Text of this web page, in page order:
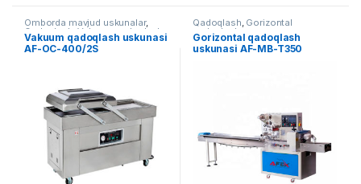
Omborda mavjud uskunalar,
Qadoqlash ,Vakuum qadoqlash
Vakuum qadoqlash uskunasi
AF-OC-400/2S
Qadoqlash, Gorizontal
qadoqlash
Gorizontal qadoqlash
uskunasi AF-MB-T350